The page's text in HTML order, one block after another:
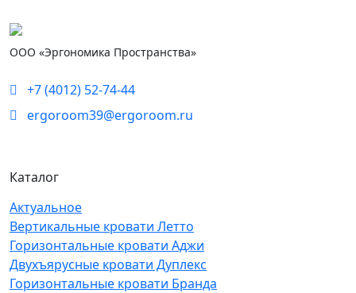
ООО «Эргономика Пространства»
+7 (4012) 52-74-44
ergoroom39@ergoroom.ru
Каталог
Актуальное
Вертикальные кровати Летто
Горизонтальные кровати Аджи
Двухъярусные кровати Дуплекс
Горизонтальные кровати Бранда